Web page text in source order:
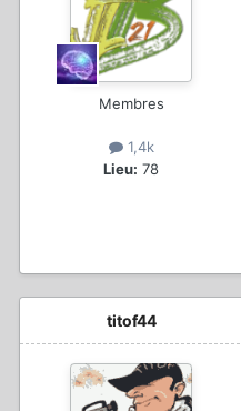
Membres
1,4k
Lieu: 78
titof44